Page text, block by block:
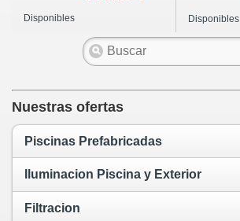
Disponibles Disponibles
Nuestras ofertas
Piscinas Prefabricadas
Iluminacion Piscina y Exterior
Filtracion